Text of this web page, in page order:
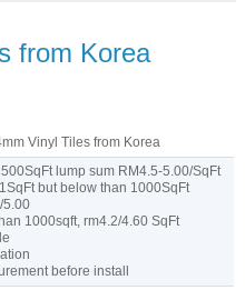
from Korea
Vinyl Tiles from Korea
lump sum RM4.5-5.00/SqFt
but below than 1000SqFt
5.00
1000sqft, rm4.2/4.60 SqFt
before install